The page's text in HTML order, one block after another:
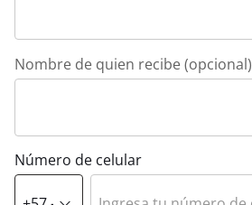
Nombre de quien recibe (opcional)
Número de celular